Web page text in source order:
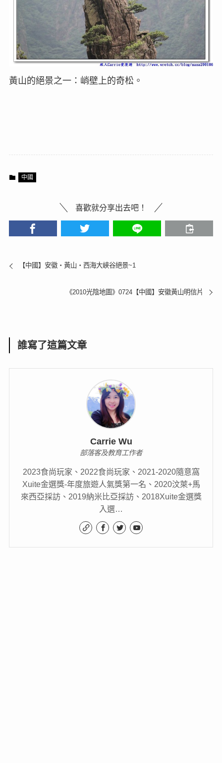
黃山的絕景之一：峭壁上的奇松。
中國
喜歡就分享出去吧！
【中國】安徽‧黃山‧西海大峽谷絕景~1
《2010光陰地圖》0724【中國】安徽黃山明信片
誰寫了這篇文章
Carrie Wu
部落客及教育工作者
2023食尚玩家、2022食尚玩家、2021-2020隨意窩
Xuite金選獎-年度旅遊人氣獎第一名、2020汶萊+馬
來西亞採訪、2019納米比亞採訪、2018Xuite金選獎
入選…